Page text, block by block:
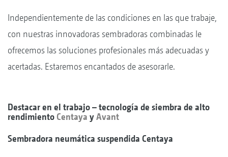
Independientemente de las condiciones en las que trabaje,
con nuestras innovadoras sembradoras combinadas le
ofrecemos las soluciones profesionales más adecuadas y
acertadas. Estaremos encantados de asesorarle.
Destacar en el trabajo – tecnología de siembra de alto
rendimiento Centaya yAvant
Sembradora neumática suspendida Centaya